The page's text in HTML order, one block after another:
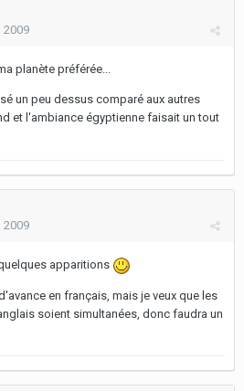
2009
planète préférée...
un peu dessus comparé aux autres
et l'ambiance égyptienne faisait un tout
2009
apparitions
en français, mais je veux que les
soient simultanées, donc faudra un